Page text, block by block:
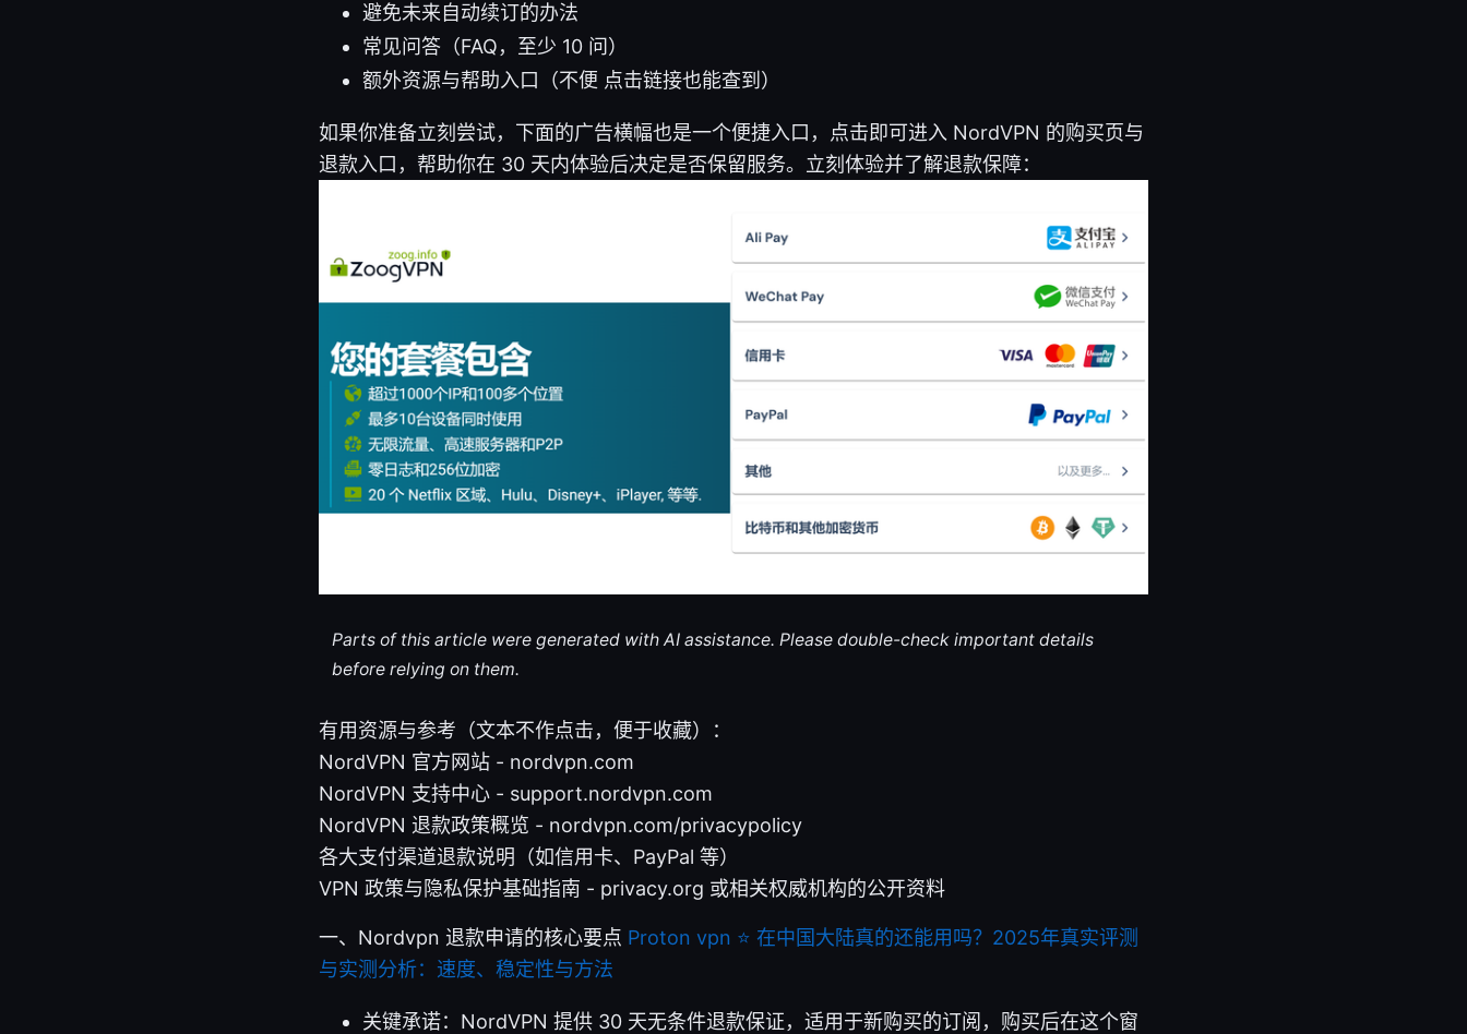
避免未来自动续订的办法
常见问答（FAQ，至少 10 问）
额外资源与帮助入口（不便 点击链接也能查到）
如果你准备立刻尝试，下面的广告横幅也是一个便捷入口，点击即可进入 NordVPN 的购买页与
退款入口，帮助你在 30 天内体验后决定是否保留服务。立刻体验并了解退款保障：
Parts of this article were generated with AI assistance. Please double-check important details
before relying on them.
有用资源与参考（文本不作点击，便于收藏）：
NordVPN 官方网站 - nordvpn.com
NordVPN 支持中心 - support.nordvpn.com
NordVPN 退款政策概览 - nordvpn.com/privacypolicy
各大支付渠道退款说明（如信用卡、PayPal 等）
VPN 政策与隐私保护基础指南 - privacy.org 或相关权威机构的公开资料
一、Nordvpn 退款申请的核心要点 Proton vpn ⭐ 在中国大陆真的还能用吗？2025年真实评测
与实测分析：速度、稳定性与方法
关键承诺：NordVPN 提供 30 天无条件退款保证，适用于新购买的订阅，购买后在这个窗